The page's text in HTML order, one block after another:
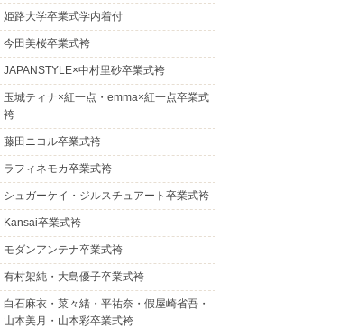
姫路大学卒業式学内着付
今田美桜卒業式袴
JAPANSTYLE×中村里砂卒業式袴
玉城ティナ×紅一点・emma×紅一点卒業式
袴
藤田ニコル卒業式袴
ラフィネモカ卒業式袴
シュガーケイ・ジルスチュアート卒業式袴
Kansai卒業式袴
モダンアンテナ卒業式袴
有村架純・大島優子卒業式袴
白石麻衣・菜々緒・平祐奈・假屋崎省吾・
山本美月・山本彩卒業式袴